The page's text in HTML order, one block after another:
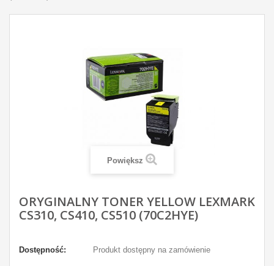
Powiększ
ORYGINALNY TONER YELLOW LEXMARK
CS310, CS410, CS510 (70C2HYE)
Dostępność: Produkt dostępny na zamówienie